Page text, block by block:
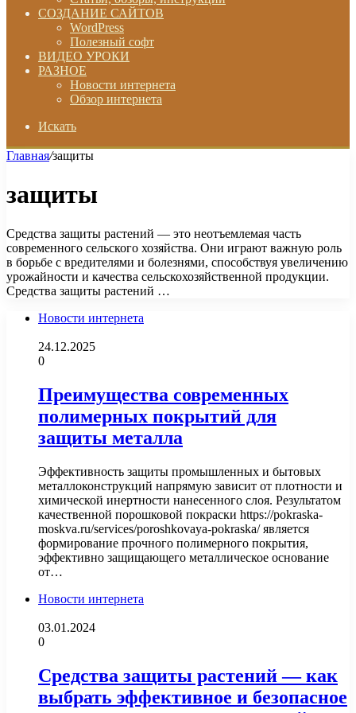
СОЗДАНИЕ САЙТОВ
WordPress
Полезный софт
ВИДЕО УРОКИ
РАЗНОЕ
Новости интернета
Обзор интернета
Искать
Главная/защиты
защиты
Средства защиты растений — это неотъемлемая часть
современного сельского хозяйства. Они играют важную роль
в борьбе с вредителями и болезнями, способствуя увеличению
урожайности и качества сельскохозяйственной продукции.
Средства защиты растений …
Новости интернета
24.12.2025
0
Преимущества современных
полимерных покрытий для
защиты металла
Эффективность защиты промышленных и бытовых
металлоконструкций напрямую зависит от плотности и
химической инертности нанесенного слоя. Результатом
качественной порошковой покраски https://pokraska-
moskva.ru/services/poroshkovaya-pokraska/ является
формирование прочного полимерного покрытия,
эффективно защищающего металлическое основание
от…
Новости интернета
03.01.2024
0
Средства защиты растений — как
выбрать эффективное и безопасное